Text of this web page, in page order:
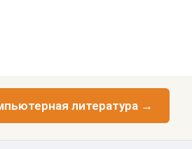
литература →